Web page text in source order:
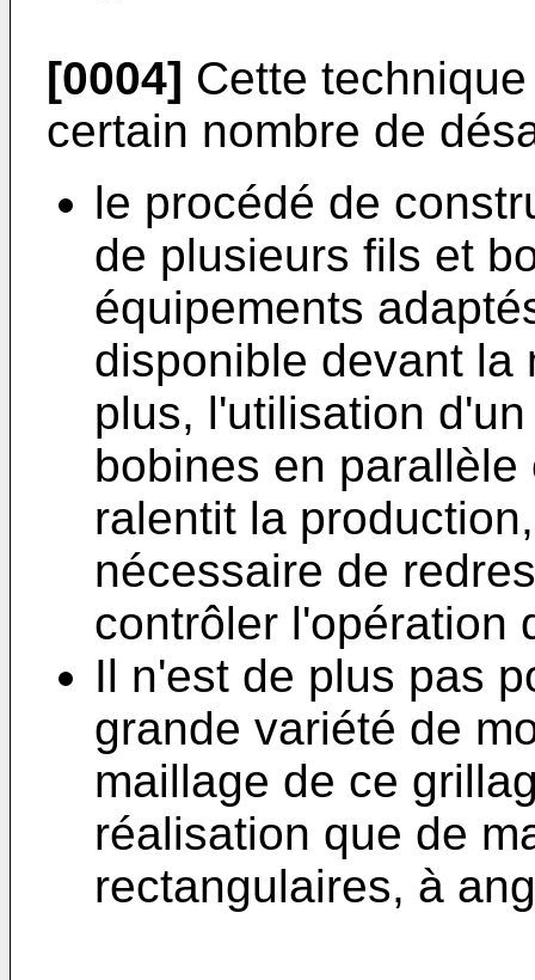
[0004] Cette
certain nombre de
le procédé de
de plusieurs fils et
équipements
disponible devant la
plus, l'utilisation
bobines en
ralentit la
nécessaire de
contrôler l'opération
Il n'est de plus pas
grande variété de
maillage de ce
réalisation que de
rectangulaires, à